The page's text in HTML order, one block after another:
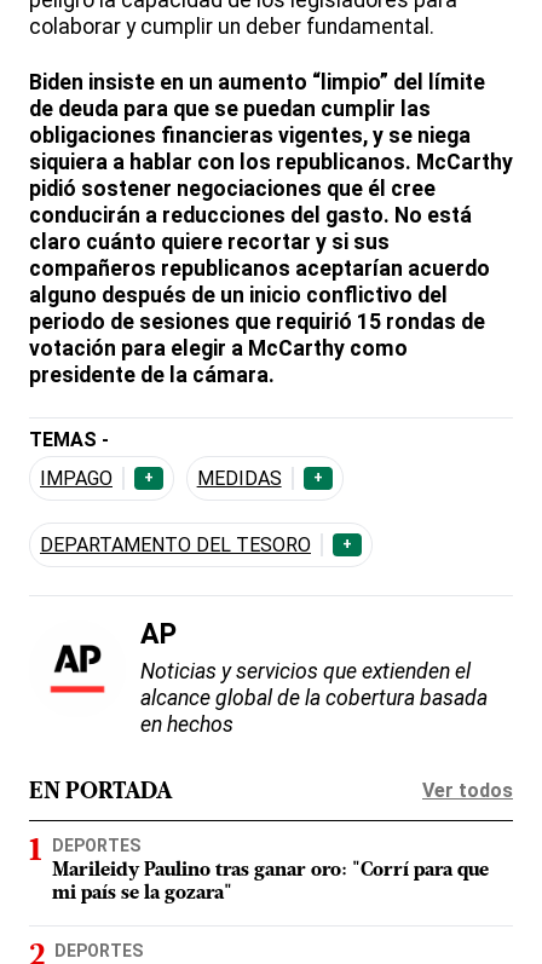
colaborar y cumplir un deber fundamental.
Biden insiste en un aumento “limpio” del límite
de deuda para que se puedan cumplir las
obligaciones financieras vigentes, y se niega
siquiera a hablar con los republicanos. McCarthy
pidió sostener negociaciones que él cree
conducirán a reducciones del gasto. No está
claro cuánto quiere recortar y si sus
compañeros republicanos aceptarían acuerdo
alguno después de un inicio conflictivo del
periodo de sesiones que requirió 15 rondas de
votación para elegir a McCarthy como
presidente de la cámara.
TEMAS -
IMPAGO
+ MEDIDAS +
DEPARTAMENTO DEL TESORO +
AP
Noticias y servicios que extienden el
alcance global de la cobertura basada
en hechos
EN PORTADA Ver todos
DEPORTES
Marileidy Paulino tras ganar oro: "Corrí para que
mi país se la gozara"
DEPORTES